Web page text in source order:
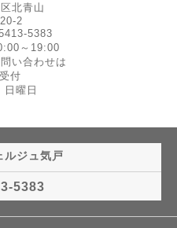
北青山
2
5383
～19:00
い合わせは
付
日曜日
ルジュ気戸
5383